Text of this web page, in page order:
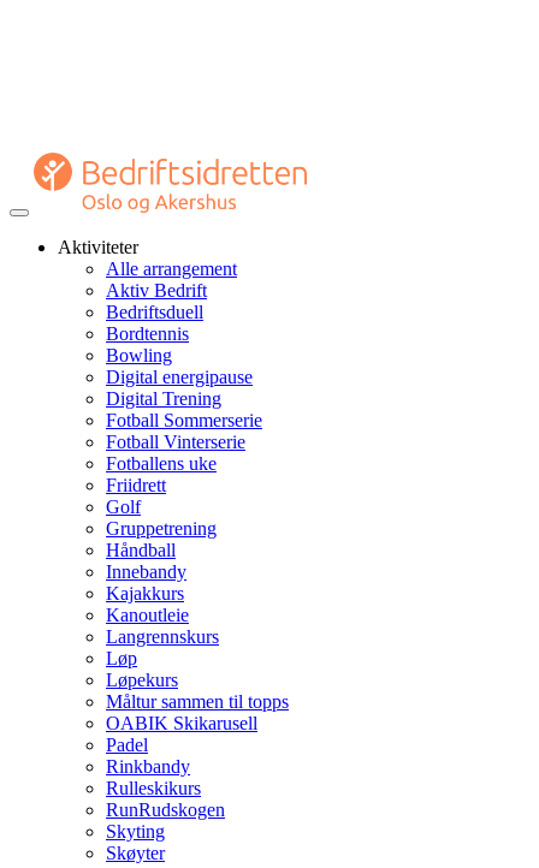
Veksle
navigasjonAktiviteter
Alle arrangement
Aktiv Bedrift
Bedriftsduell
Bordtennis
Bowling
Digital energipause
Digital Trening
Fotball Sommerserie
Fotball Vinterserie
Fotballens uke
Friidrett
Golf
Gruppetrening
Håndball
Innebandy
Kajakkurs
Kanoutleie
Langrennskurs
Løp
Løpekurs
Måltur sammen til topps
OABIK Skikarusell
Padel
Rinkbandy
Rulleskikurs
RunRudskogen
Skyting
Skøyter